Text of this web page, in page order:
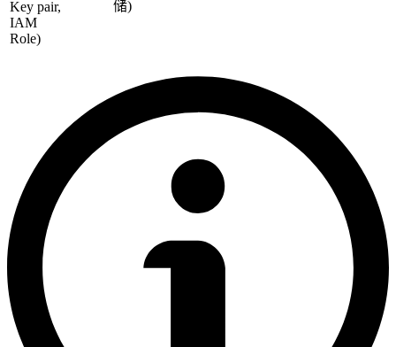
Key pair,
IAM
Role)
储)